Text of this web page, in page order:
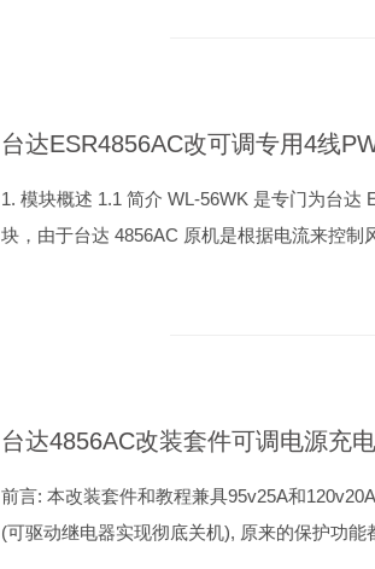
1. 模块概述 1.1 简介 WL-56WK 是专门为台
块，由于台达 4856AC 原机是根据电流来控制
台达4856AC改装套件可调电源充
前言: 本改装套件和教程兼具95v25A和
(可驱动继电器实现彻底关机), 原来的保护功能